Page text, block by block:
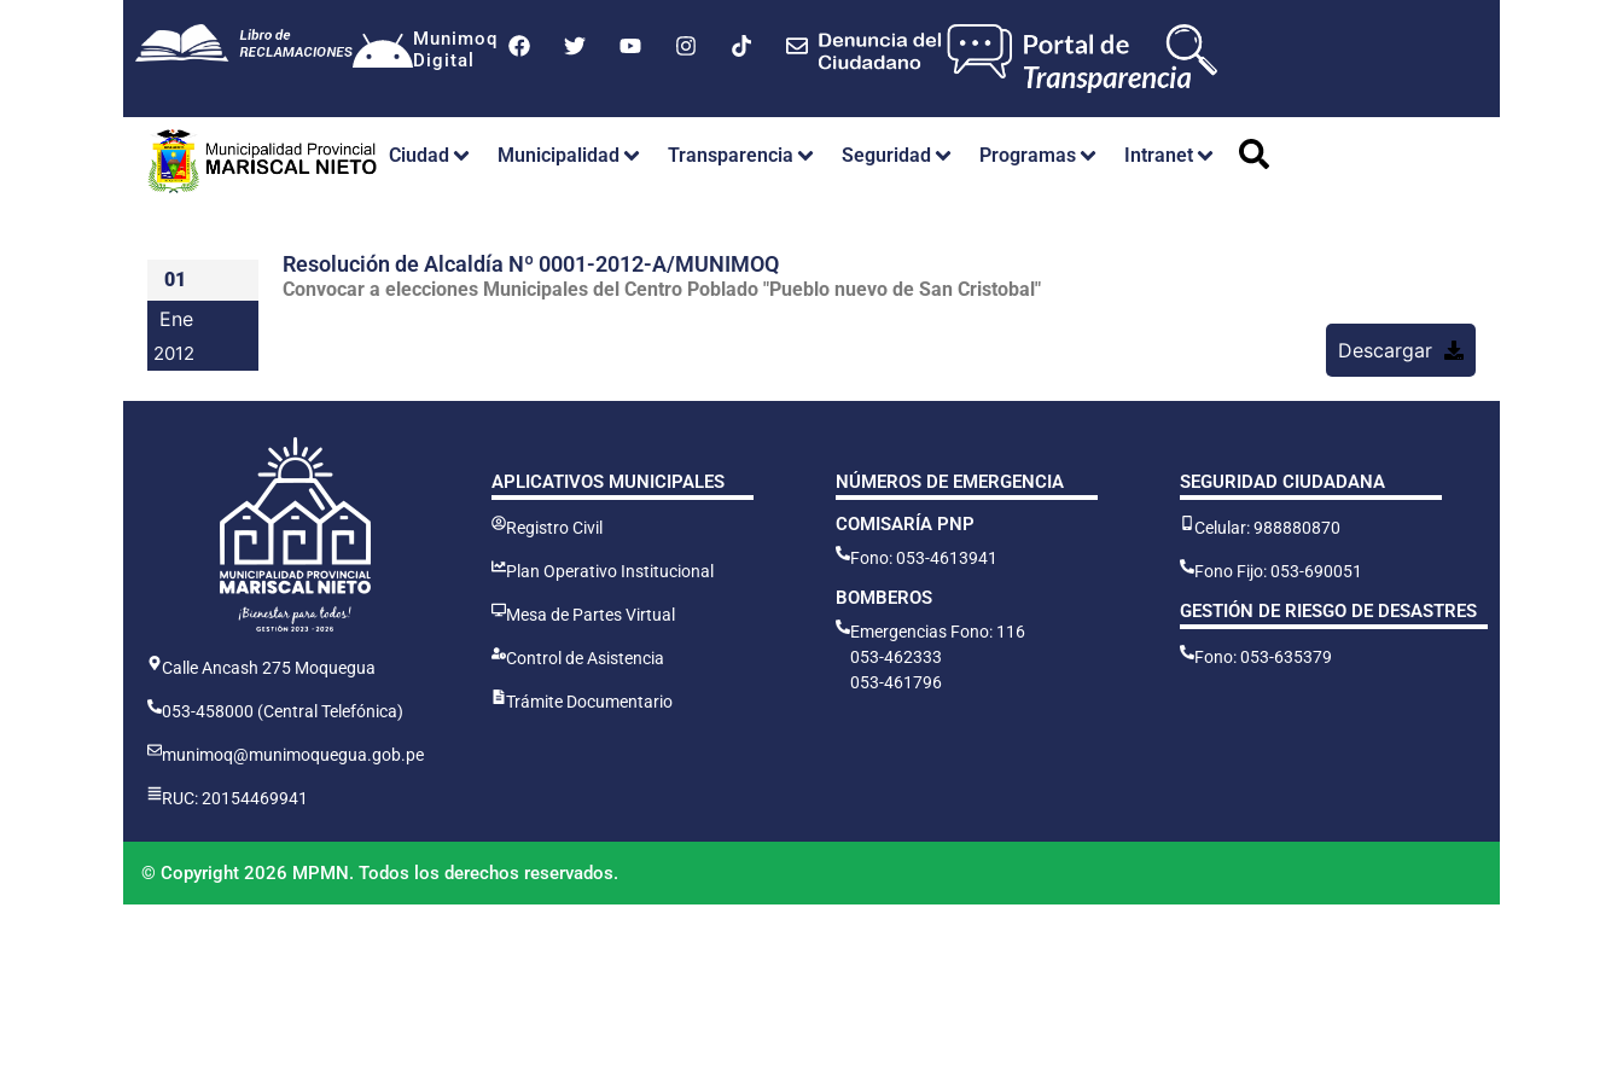
Munimoq
Digital
Ciudad Municipalidad Transparencia Seguridad Programas Intranet
01
Ene
2012
Resolución de Alcaldía Nº 0001-2012-A/MUNIMOQ
Convocar a elecciones Municipales del Centro Poblado "Pueblo nuevo de San Cristobal"
Descargar
Calle Ancash 275 Moquegua
053-458000 (Central Telefónica)
munimoq@munimoquegua.gob.pe
RUC: 20154469941
APLICATIVOS MUNICIPALES
Registro Civil
Plan Operativo Institucional
Mesa de Partes Virtual
Control de Asistencia
Trámite Documentario
NÚMEROS DE EMERGENCIA
COMISARÍA PNP
Fono: 053-4613941
BOMBEROS
Emergencias Fono: 116
053-462333
053-461796
SEGURIDAD CIUDADANA
Celular: 988880870
Fono Fijo: 053-690051
GESTIÓN DE RIESGO DE DESASTRES
Fono: 053-635379
© Copyright 2026 MPMN. Todos los derechos reservados.